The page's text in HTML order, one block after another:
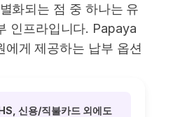
화되는 점 중 하나는 유
인프라입니다. Papaya
에게 제공하는 납부 옵션
신용/직불카드 외에도